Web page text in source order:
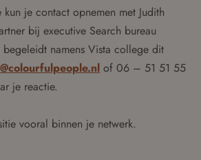
je contact opnemen met Judith
bij executive Search bureau
namens Vista college dit
of 06 – 51 51 55
je reactie.
vooral binnen je netwerk.